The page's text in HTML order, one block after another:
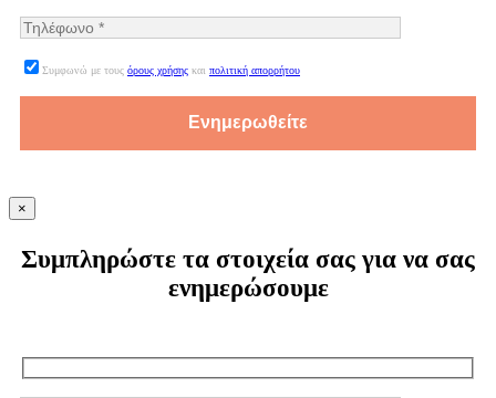
Συμφωνώ με τους όρους χρήσης και πολιτική απορρήτου
×
Συμπληρώστε τα στοιχεία σας για να σας
ενημερώσουμε